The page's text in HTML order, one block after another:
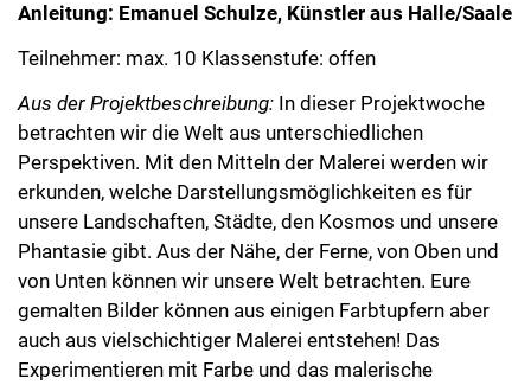
Anleitung: Emanuel Schulze, Künstler aus Halle/Saale
Teilnehmer: max. 10 Klassenstufe: offen
Aus der Projektbeschreibung: In dieser Projektwoche
betrachten wir die Welt aus unterschiedlichen
Perspektiven. Mit den Mitteln der Malerei werden wir
erkunden, welche Darstellungsmöglichkeiten es für
unsere Landschaften, Städte, den Kosmos und unsere
Phantasie gibt. Aus der Nähe, der Ferne, von Oben und
von Unten können wir unsere Welt betrachten. Eure
gemalten Bilder können aus einigen Farbtupfern aber
auch aus vielschichtiger Malerei entstehen! Das
Experimentieren mit Farbe und das malerische